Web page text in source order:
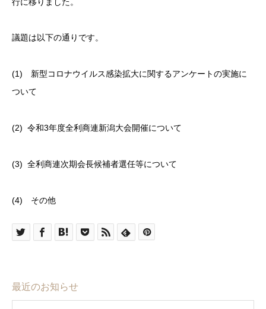
議題は以下の通りです。
(1) 新型コロナウイルス感染拡大に関するアンケートの実施に
ついて
(2) 令和3年度全利商連新潟大会開催について
(3) 全利商連次期会長候補者選任等について
(4) その他
最近のお知らせ